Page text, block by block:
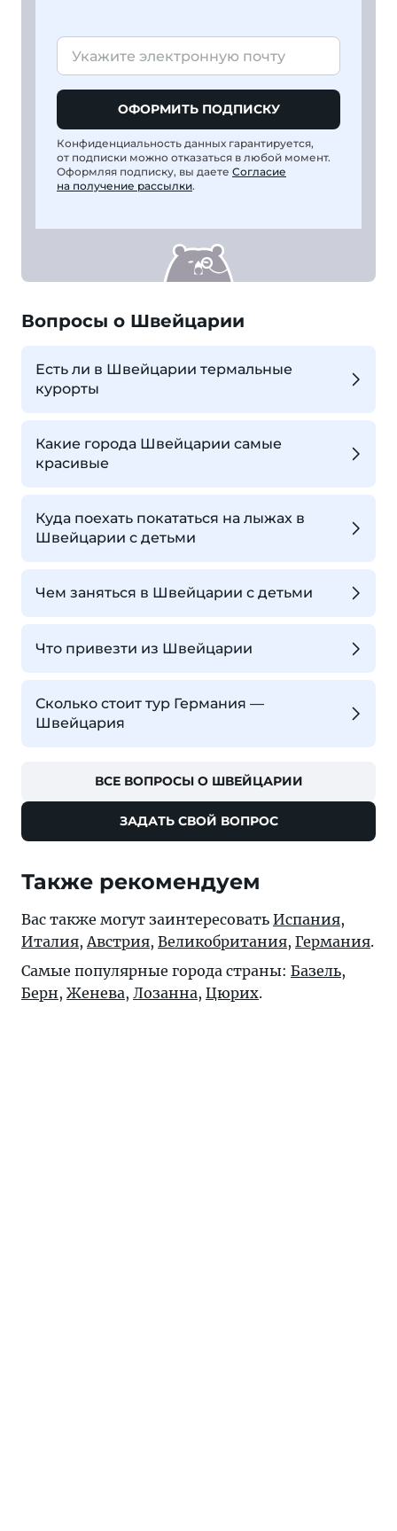
ОФОРМИТЬ ПОДПИСКУ
Конфиденциальность данных гарантируется,
от подписки можно отказаться в любой момент.
Оформляя подписку, вы даете Согласие
на получение рассылки.
Вопросы о Швейцарии
Есть ли в Швейцарии термальные
курорты
Какие города Швейцарии самые
красивые
Куда поехать покататься на лыжах в
Швейцарии с детьми
Чем заняться в Швейцарии с детьми
Что привезти из Швейцарии
Сколько стоит тур Германия —
Швейцария
ВСЕ ВОПРОСЫ О ШВЕЙЦАРИИ
ЗАДАТЬ СВОЙ ВОПРОС
Также рекомендуем
Вас также могут заинтересовать Испания,
Италия, Австрия, Великобритания, Германия.
Самые популярные города страны: Базель,
Берн, Женева, Лозанна, Цюрих.